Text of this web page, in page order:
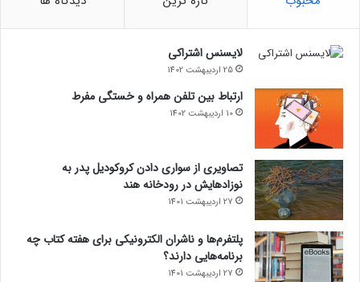
لایسنس اشتراکی
25 اردیبهشت 1402
ارتباط بین تلفن همراه و خستگی مفرط
10 اردیبهشت 1402
تصاویری از سواری دادن کروکودیل پدر به
نوزادهایش در رودخانه هند
27 اردیبهشت 1401
پلتفرم‌ها و ناشران الکترونیکی برای هفته کتاب چه
برنامه‌هایی دارند؟
27 اردیبهشت 1401